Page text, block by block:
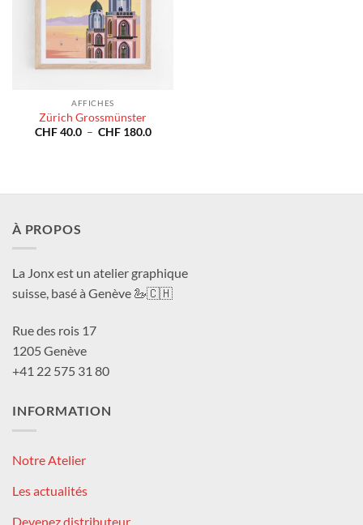
AFFICHES
Zürich Grossmünster
CHF40.0 – CHF180.0Plage
À PROPOS
La Jonx est un atelier graphique
suisse, basé à Genève 🦢🇨🇭
Rue des rois 17
1205 Genève
+41 22 575 31 80
INFORMATION
Notre Atelier
Les actualités
Devenez distributeur